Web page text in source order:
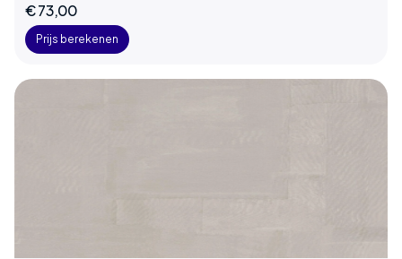
€ 73,00
Prijs berekenen